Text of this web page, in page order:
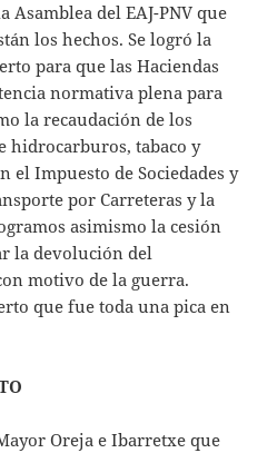
Asamblea del EAJ-PNV que
los hechos. Se logró la
para que las Haciendas
normativa plena para
la recaudación de los
hidrocarburos, tabaco y
el Impuesto de Sociedades y
por Carreteras y la
asimismo la cesión
la devolución del
motivo de la guerra.
que fue toda una pica en
Oreja e Ibarretxe que